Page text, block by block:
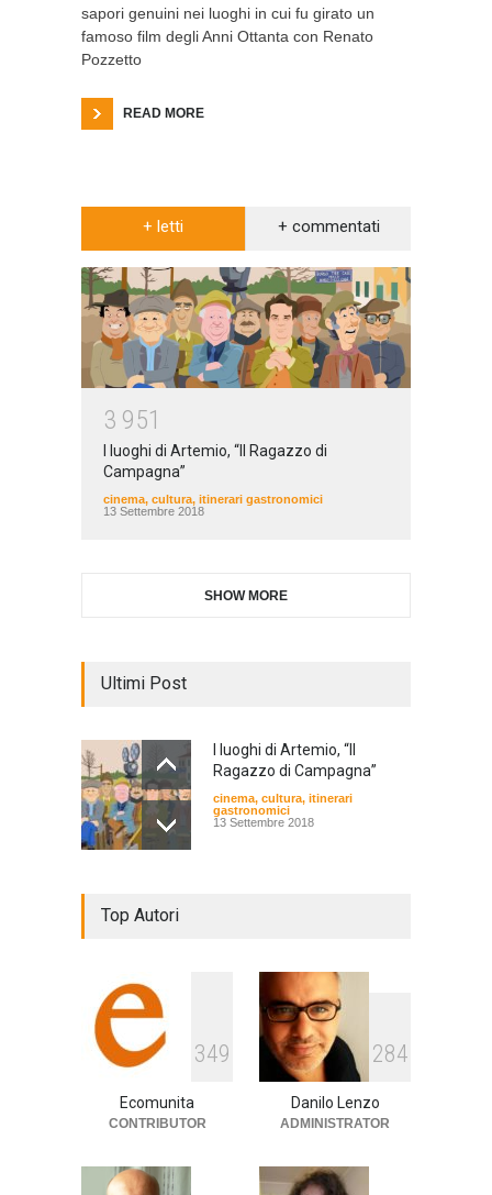
sapori genuini nei luoghi in cui fu girato un
famoso film degli Anni Ottanta con Renato
Pozzetto
READ MORE
+ letti + commentati
3 951
I luoghi di Artemio, “Il Ragazzo di
Campagna”
cinema, cultura, itinerari gastronomici
13 Settembre 2018
SHOW MORE
Ultimi Post
I luoghi di Artemio, “Il
Ragazzo di Campagna”
cinema, cultura, itinerari
gastronomici
13 Settembre 2018
Top Autori
349
Ecomunita
CONTRIBUTOR
284
Danilo Lenzo
ADMINISTRATOR